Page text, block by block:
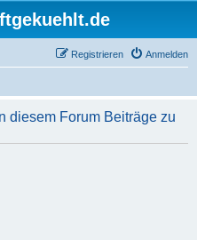
Anmelden
Registrieren
diesem Forum Beiträge zu